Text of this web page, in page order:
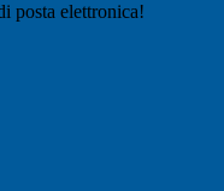
posta elettronica!